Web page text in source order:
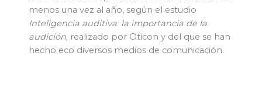
menos una vez al año, según el estudio
Inteligencia auditiva: la importancia de la
audición, realizado por Oticon y del que se han
hecho eco diversos medios de comunicación.